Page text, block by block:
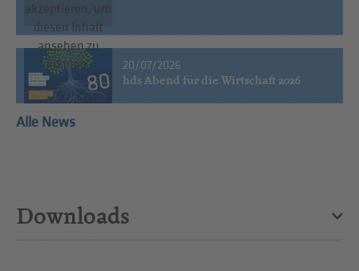
akzeptieren, um
diesen Inhalt
ansehen zu
können.
20/07/2026
hds Abend für die Wirtschaft 2026
Alle News
Downloads